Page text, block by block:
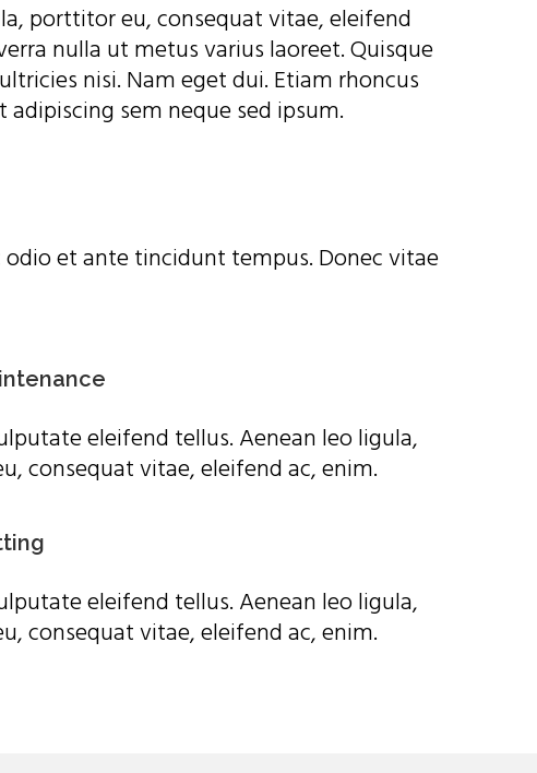
porttitor eu, consequat vitae, eleifend
nulla ut metus varius laoreet. Quisque
nisi. Nam eget dui. Etiam rhoncus
sem neque sed ipsum.
et ante tincidunt tempus. Donec vitae
eleifend tellus. Aenean leo ligula,
consequat vitae, eleifend ac, enim.
eleifend tellus. Aenean leo ligula,
consequat vitae, eleifend ac, enim.